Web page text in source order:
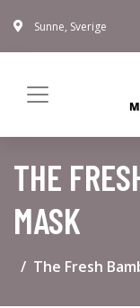
Sunne, Sverige
THE
MASK
The Fresh